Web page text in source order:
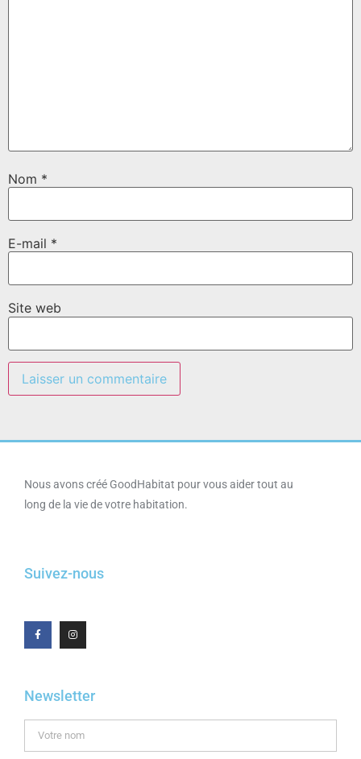
Nom *
E-mail *
Site web
Nous avons créé GoodHabitat pour vous aider tout au
long de la vie de votre habitation.
Suivez-nous
Newsletter